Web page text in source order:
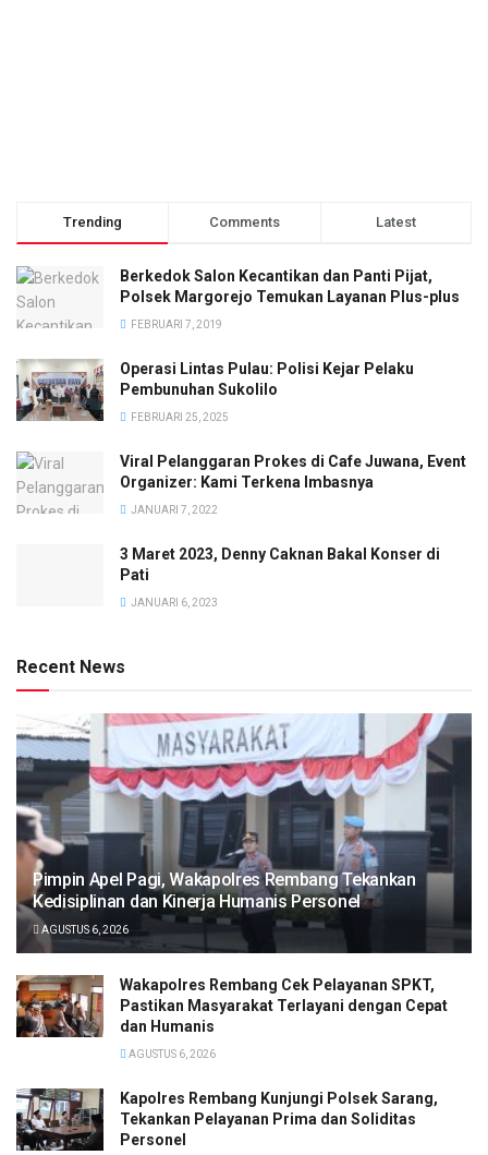
Trending Comments Latest
Berkedok Salon Kecantikan dan Panti Pijat,
Polsek Margorejo Temukan Layanan Plus-plus
FEBRUARI 7, 2019
Operasi Lintas Pulau: Polisi Kejar Pelaku
Pembunuhan Sukolilo
FEBRUARI 25, 2025
Viral Pelanggaran Prokes di Cafe Juwana, Event
Organizer: Kami Terkena Imbasnya
JANUARI 7, 2022
3 Maret 2023, Denny Caknan Bakal Konser di
Pati
JANUARI 6, 2023
Recent News
Pimpin Apel Pagi, Wakapolres Rembang Tekankan
Kedisiplinan dan Kinerja Humanis Personel
AGUSTUS 6, 2026
Wakapolres Rembang Cek Pelayanan SPKT,
Pastikan Masyarakat Terlayani dengan Cepat
dan Humanis
AGUSTUS 6, 2026
Kapolres Rembang Kunjungi Polsek Sarang,
Tekankan Pelayanan Prima dan Soliditas
Personel